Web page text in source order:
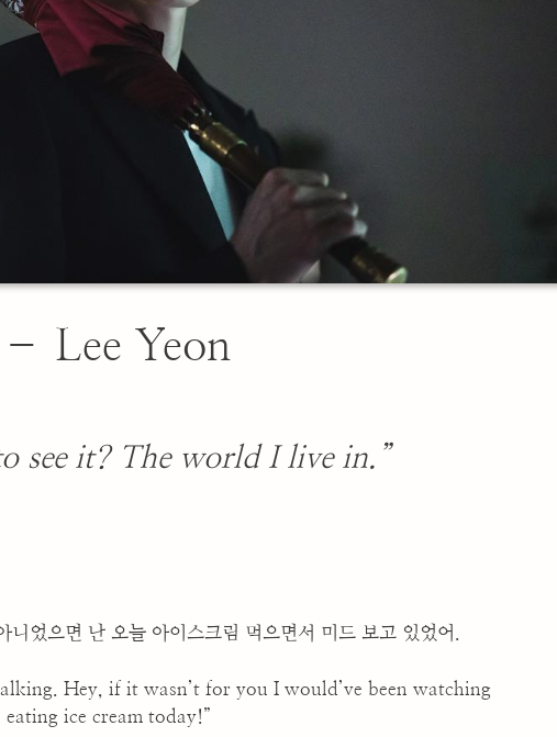
Lee Yeon
see it? The world I live in.”
니었으면 난 오늘 아이스크림 먹으면서 미드 보고 있었어.
Hey, if it wasn’t for you I would’ve been watching
ice cream today!”